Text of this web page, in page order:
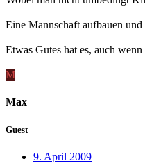
Eine Mannschaft aufbauen
Etwas Gutes hat es, auch
M
Max
Guest
9. April 2009